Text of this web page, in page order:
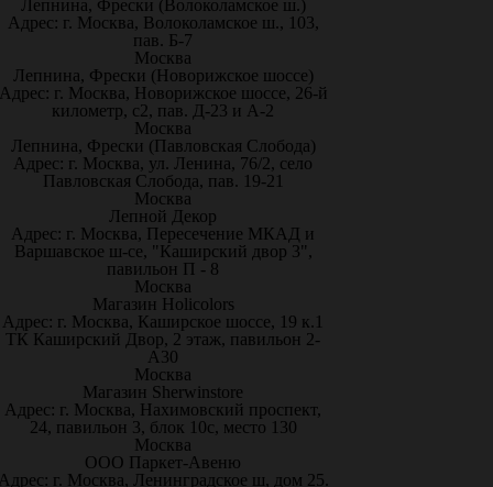
Лепнина, Фрески (Волоколамское ш.)
Адрес: г. Москва, Волоколамское ш., 103,
пав. Б-7
Москва
Лепнина, Фрески (Новорижское шоссе)
г. Москва, Новорижское шоссе, 26-й
километр, с2, пав. Д-23 и А-2
Москва
Лепнина, Фрески (Павловская Слобода)
Адрес: г. Москва, ул. Ленина, 76/2, село
Павловская Слобода, пав. 19-21
Москва
Лепной Декор
Адрес: г. Москва, Пересечение МКАД и
Варшавское ш-се, "Каширский двор 3",
павильон П - 8
Москва
Магазин Holicolors
Адрес: г. Москва, Каширское шоссе, 19 к.1
ТК Каширский Двор, 2 этаж, павильон 2-
А30
Москва
Магазин Sherwinstore
Адрес: г. Москва, Нахимовский проспект,
24, павильон 3, блок 10с, место 130
Москва
ООО Паркет-Авeню
г. Москва, Ленинградское ш, дом 25.